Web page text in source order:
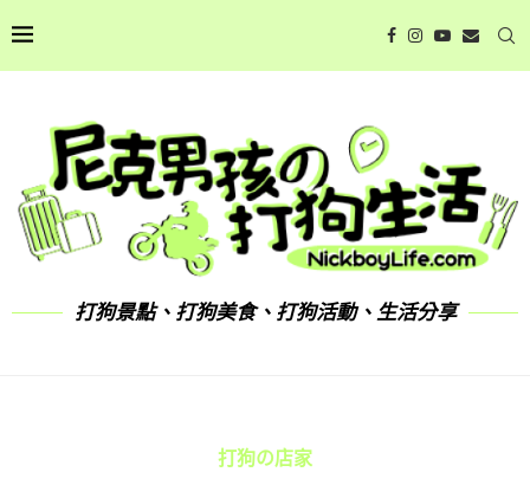
打狗景點、打狗美食、打狗活動、生活分享
打狗の店家